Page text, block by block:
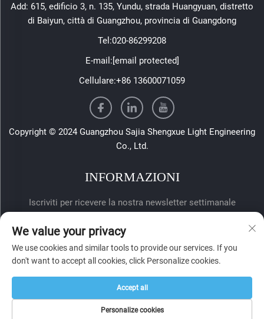
Add: 615, edificio 3, n. 135, Yundu, strada Huangyuan, distretto
di Baiyun, città di Guangzhou, provincia di Guangdong
Tel:020-86299208
E-mail:[email protected]
Cellulare:+86 13600071059
Copyright © 2024 Guangzhou Sajia Shengxue Light Engineering
Co., Ltd.
INFORMAZIONI
Iscriviti per ricevere la nostra newsletter settimanale
Invia
We value your privacy
We use cookies and similar tools to provide our services. If you
don't want to accept all cookies, click Personalize cookies.
Personalize cookies
Accept all